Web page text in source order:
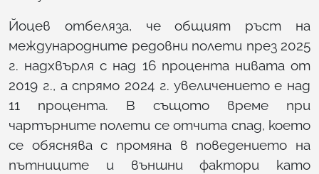
Йоцев отбеляза, че общият ръст на
международните редовни полети през 2025
г. надхвърля с над 16 процента нивата от
2019 г., а спрямо 2024 г. увеличението е над
11 процента. В същото време при
чартърните полети се отчита спад, което
се обяснява с промяна в поведението на
пътниците и външни фактори като